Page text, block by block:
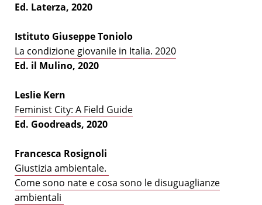
Ed. Laterza, 2020
Istituto Giuseppe Toniolo
La condizione giovanile in Italia. 2020
Ed. il Mulino, 2020
Leslie Kern
Feminist City: A Field Guide
Ed. Goodreads, 2020
Francesca Rosignoli
Giustizia ambientale.
Come sono nate e cosa sono le disuguaglianze
ambientali